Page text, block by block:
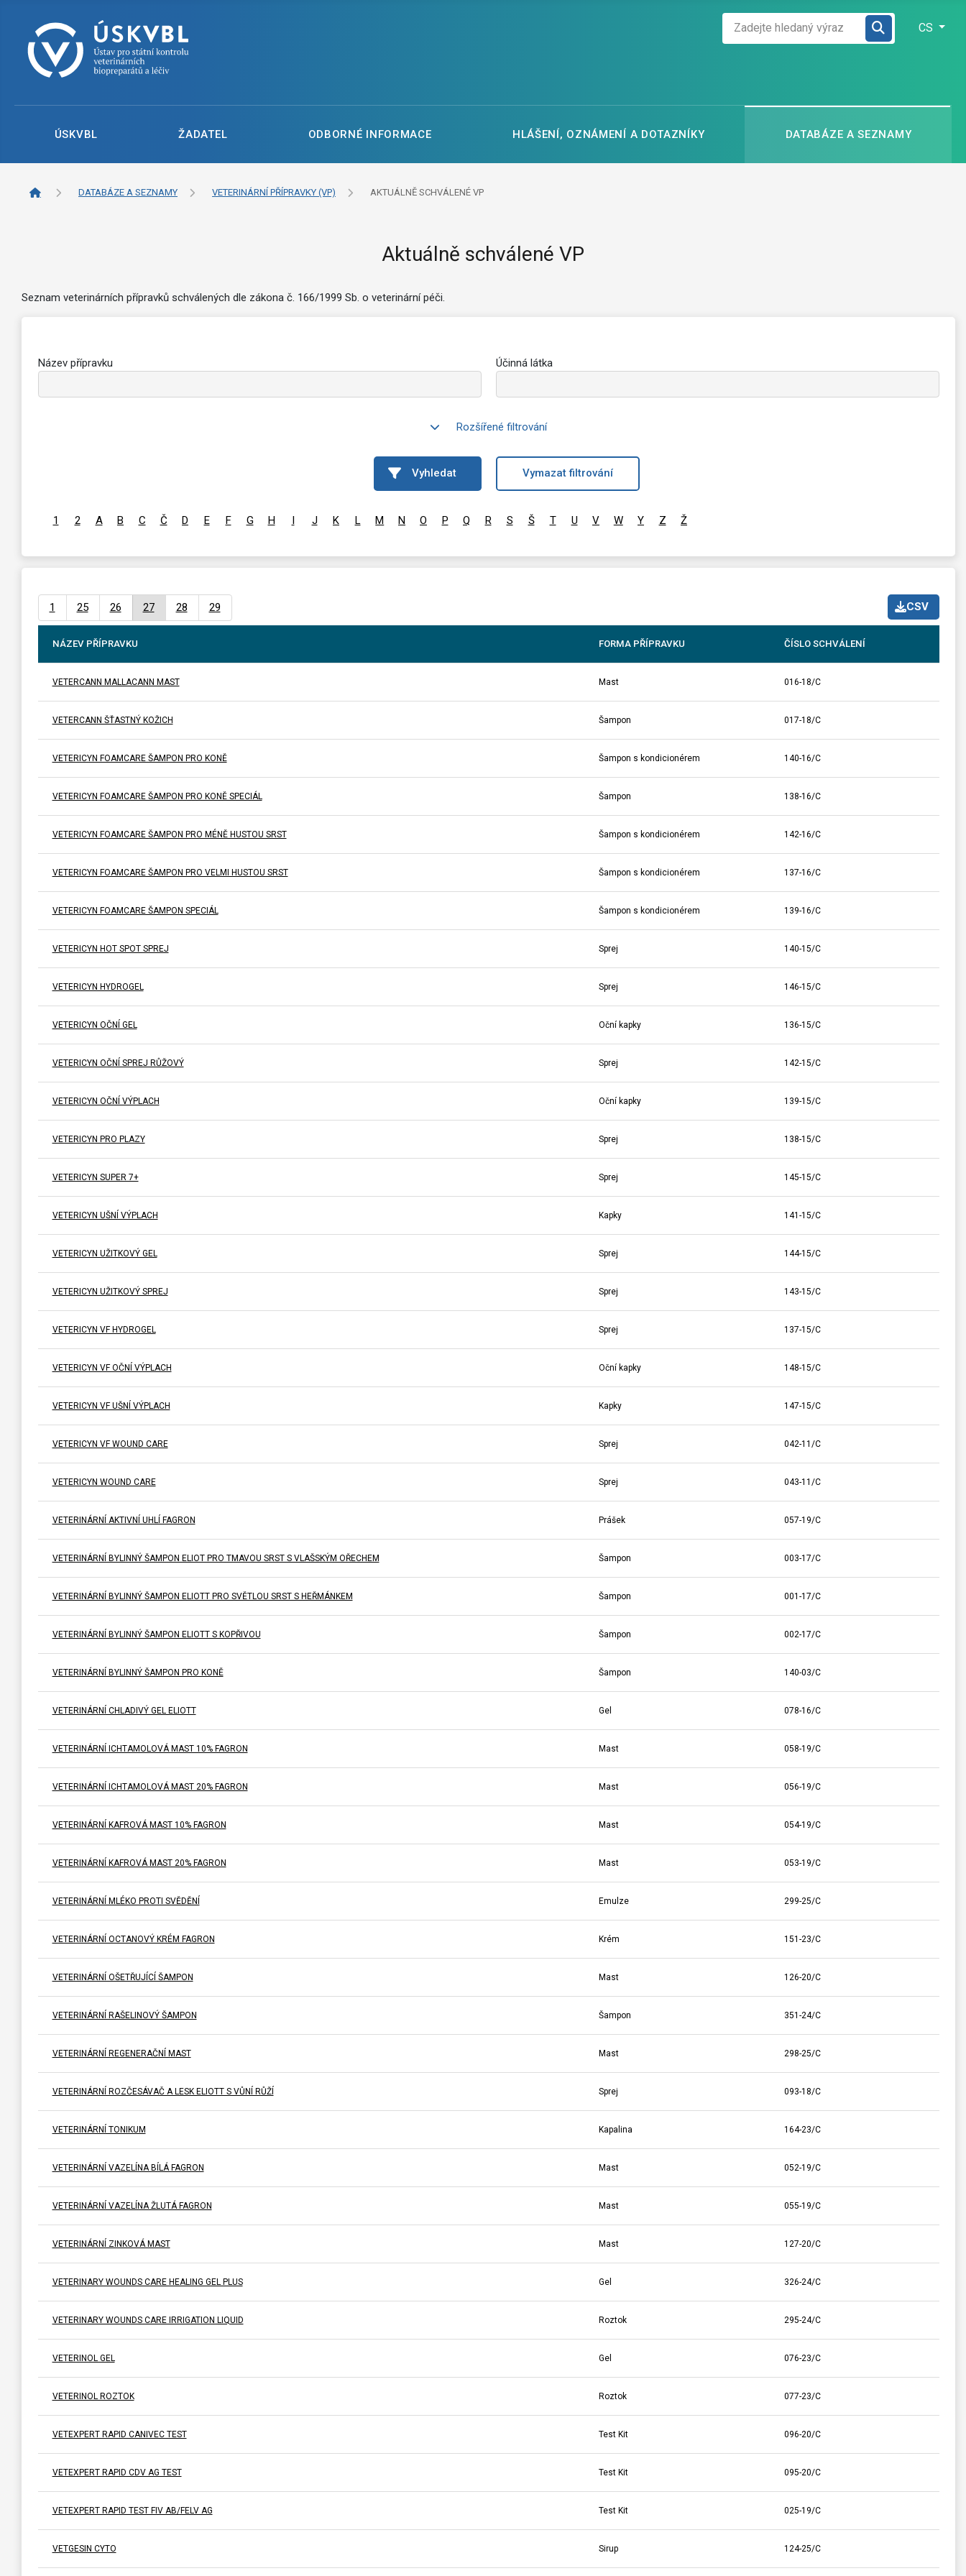
CS
ÚSKVBL ŽADATEL ODBORNÉ INFORMACE HLÁŠENÍ, OZNÁMENÍ A DOTAZNÍKY DATABÁZE A SEZNAMY
DATABÁZE A SEZNAMY VETERINÁRNÍ PŘÍPRAVKY (VP) AKTUÁLNĚ SCHVÁLENÉ VP
Aktuálně schválené VP
Seznam veterinárních přípravků schválených dle zákona č. 166/1999 Sb. o veterinární péči.
Název přípravku Účinná látka
Rozšířené filtrování
Vyhledat Vymazat filtrování
1 2 A B C Č D E F G H I J K L M N O P Q R S Š T U V W Y Z Ž
CSV
1 25 26 27 28 29
NÁZEV PŘÍPRAVKU FORMA PŘÍPRAVKU ČÍSLO SCHVÁLENÍ
VETERCANN MALLACANN MAST Mast 016-18/C
VETERCANN ŠŤASTNÝ KOŽICH Šampon 017-18/C
VETERICYN FOAMCARE ŠAMPON PRO KONĚ Šampon s kondicionérem 140-16/C
VETERICYN FOAMCARE ŠAMPON PRO KONĚ SPECIÁL Šampon 138-16/C
VETERICYN FOAMCARE ŠAMPON PRO MÉNĚ HUSTOU SRST Šampon s kondicionérem 142-16/C
VETERICYN FOAMCARE ŠAMPON PRO VELMI HUSTOU SRST Šampon s kondicionérem 137-16/C
VETERICYN FOAMCARE ŠAMPON SPECIÁL Šampon s kondicionérem 139-16/C
VETERICYN HOT SPOT SPREJ Sprej 140-15/C
VETERICYN HYDROGEL Sprej 146-15/C
VETERICYN OČNÍ GEL Oční kapky 136-15/C
VETERICYN OČNÍ SPREJ RŮŽOVÝ Sprej 142-15/C
VETERICYN OČNÍ VÝPLACH Oční kapky 139-15/C
VETERICYN PRO PLAZY Sprej 138-15/C
VETERICYN SUPER 7+ Sprej 145-15/C
VETERICYN UŠNÍ VÝPLACH Kapky 141-15/C
VETERICYN UŽITKOVÝ GEL Sprej 144-15/C
VETERICYN UŽITKOVÝ SPREJ Sprej 143-15/C
VETERICYN VF HYDROGEL Sprej 137-15/C
VETERICYN VF OČNÍ VÝPLACH Oční kapky 148-15/C
VETERICYN VF UŠNÍ VÝPLACH Kapky 147-15/C
VETERICYN VF WOUND CARE Sprej 042-11/C
VETERICYN WOUND CARE Sprej 043-11/C
VETERINÁRNÍ AKTIVNÍ UHLÍ FAGRON Prášek 057-19/C
VETERINÁRNÍ BYLINNÝ ŠAMPON ELIOT PRO TMAVOU SRST S VLAŠSKÝM OŘECHEM Šampon 003-17/C
VETERINÁRNÍ BYLINNÝ ŠAMPON ELIOTT PRO SVĚTLOU SRST S HEŘMÁNKEM Šampon 001-17/C
VETERINÁRNÍ BYLINNÝ ŠAMPON ELIOTT S KOPŘIVOU Šampon 002-17/C
VETERINÁRNÍ BYLINNÝ ŠAMPON PRO KONĚ Šampon 140-03/C
VETERINÁRNÍ CHLADIVÝ GEL ELIOTT Gel 078-16/C
VETERINÁRNÍ ICHTAMOLOVÁ MAST 10% FAGRON Mast 058-19/C
VETERINÁRNÍ ICHTAMOLOVÁ MAST 20% FAGRON Mast 056-19/C
VETERINÁRNÍ KAFROVÁ MAST 10% FAGRON Mast 054-19/C
VETERINÁRNÍ KAFROVÁ MAST 20% FAGRON Mast 053-19/C
VETERINÁRNÍ MLÉKO PROTI SVĚDĚNÍ Emulze 299-25/C
VETERINÁRNÍ OCTANOVÝ KRÉM FAGRON Krém 151-23/C
VETERINÁRNÍ OŠETŘUJÍCÍ ŠAMPON Mast 126-20/C
VETERINÁRNÍ RAŠELINOVÝ ŠAMPON Šampon 351-24/C
VETERINÁRNÍ REGENERAČNÍ MAST Mast 298-25/C
VETERINÁRNÍ ROZČESÁVAČ A LESK ELIOTT S VŮNÍ RŮŽÍ Sprej 093-18/C
VETERINÁRNÍ TONIKUM Kapalina 164-23/C
VETERINÁRNÍ VAZELÍNA BÍLÁ FAGRON Mast 052-19/C
VETERINÁRNÍ VAZELÍNA ŽLUTÁ FAGRON Mast 055-19/C
VETERINÁRNÍ ZINKOVÁ MAST Mast 127-20/C
VETERINARY WOUNDS CARE HEALING GEL PLUS Gel 326-24/C
VETERINARY WOUNDS CARE IRRIGATION LIQUID Roztok 295-24/C
VETERINOL GEL Gel 076-23/C
VETERINOL ROZTOK Roztok 077-23/C
VETEXPERT RAPID CANIVEC TEST Test Kit 096-20/C
VETEXPERT RAPID CDV AG TEST Test Kit 095-20/C
VETEXPERT RAPID TEST FIV AB/FELV AG Test Kit 025-19/C
VETGESIN CYTO Sirup 124-25/C